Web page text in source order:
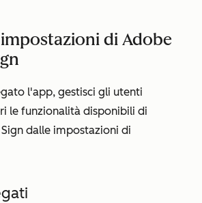
di Adobe
l'app, gestisci gli utenti
le funzionalità disponibili di
dalle impostazioni di